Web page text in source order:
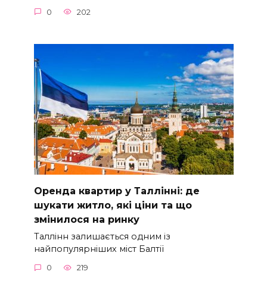
0 202
Оренда квартир у Таллінні: де
шукати житло, які ціни та що
змінилося на ринку
Таллінн залишається одним із
найпопулярніших міст Балтії
0 219